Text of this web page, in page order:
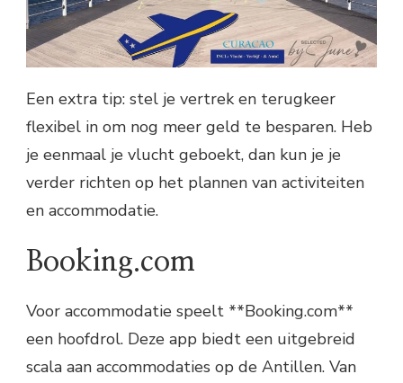
Een extra tip: stel je vertrek en terugkeer
flexibel in om nog meer geld te besparen. Heb
je eenmaal je vlucht geboekt, dan kun je je
verder richten op het plannen van activiteiten
en accommodatie.
Booking.com
Voor accommodatie speelt **Booking.com**
een hoofdrol. Deze app biedt een uitgebreid
scala aan accommodaties op de Antillen. Van